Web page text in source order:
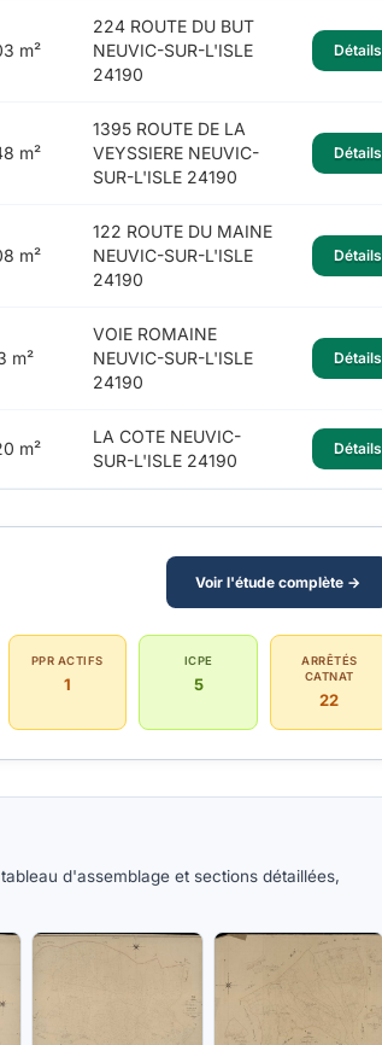
m²
224 ROUTE DU BUT
NEUVIC-SUR-L'ISLE
24190
Détails
m²
1395 ROUTE DE LA
VEYSSIERE NEUVIC-
SUR-L'ISLE 24190
Détails
m²
122 ROUTE DU MAINE
NEUVIC-SUR-L'ISLE
24190
Détails
m²
VOIE ROMAINE
NEUVIC-SUR-L'ISLE
24190
Détails
m²
LA COTE NEUVIC-
SUR-L'ISLE 24190
Détails
Voir l'étude complète →
PPR ACTIFS
1
ICPE
5
ARRÊTÉS
CATNAT
22
d'assemblage et sections détaillées,